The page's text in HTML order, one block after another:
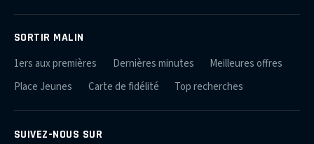
SORTIR MALIN
1ers aux premières Dernières minutes
Meilleures offres
Place Jeunes
Carte de fidélité Top recherches
SUIVEZ-NOUS SUR